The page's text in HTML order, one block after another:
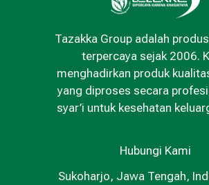
Tazakka Group adalah
terpercaya sejak 2006.
menghadirkan produk
yang diproses secara
syar’i untuk kesehatan
Hubungi Kami
Sukoharjo, Jawa Tengah,